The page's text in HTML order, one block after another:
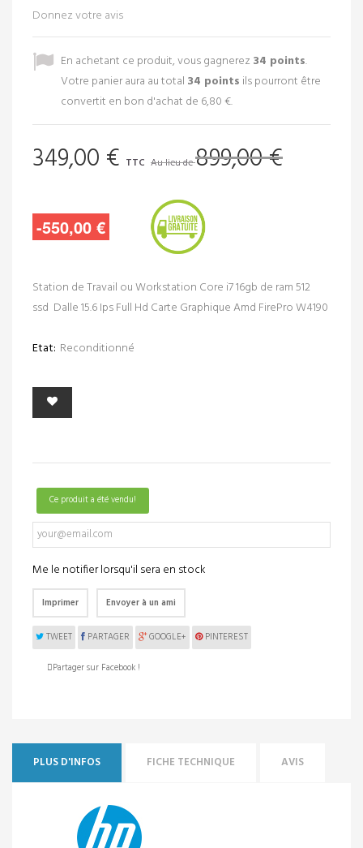
Donnez votre avis
En achetant ce produit, vous gagnerez 34 points.
Votre panier aura au total 34 points ils pourront être
convertit en bon d'achat de 6,80 €.
349,00 € TTC Au lieu de899,00 €
-550,00 €
Station de Travail ou Workstation Core i7 16gb de ram 512
ssd Dalle 15.6 Ips Full Hd Carte Graphique Amd FirePro W4190
Etat: Reconditionné
Ce produit a été vendu!
Me le notifier lorsqu'il sera en stock
Imprimer Envoyer à un ami
TWEET PARTAGER GOOGLE+ PINTEREST
Partager sur Facebook !
PLUS D'INFOS FICHE TECHNIQUE AVIS